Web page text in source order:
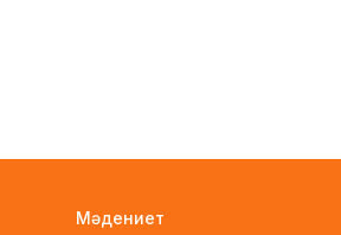
Мәдениет